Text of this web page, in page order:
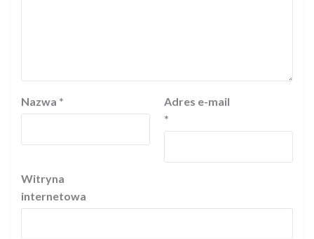
Nazwa *
Adres e-mail
*
Witryna
internetowa